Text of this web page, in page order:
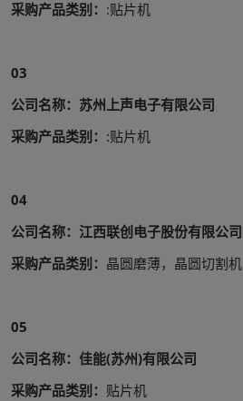
采购产品类别： :贴片机
03
公司名称：苏州上声电子有限公司
采购产品类别： :贴片机
04
公司名称：江西联创电子股份有限公司
采购产品类别： 晶圆磨薄，晶圆切割机
05
公司名称：佳能(苏州)有限公司
采购产品类别： 贴片机